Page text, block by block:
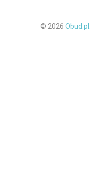
© 2026 Obud.pl.